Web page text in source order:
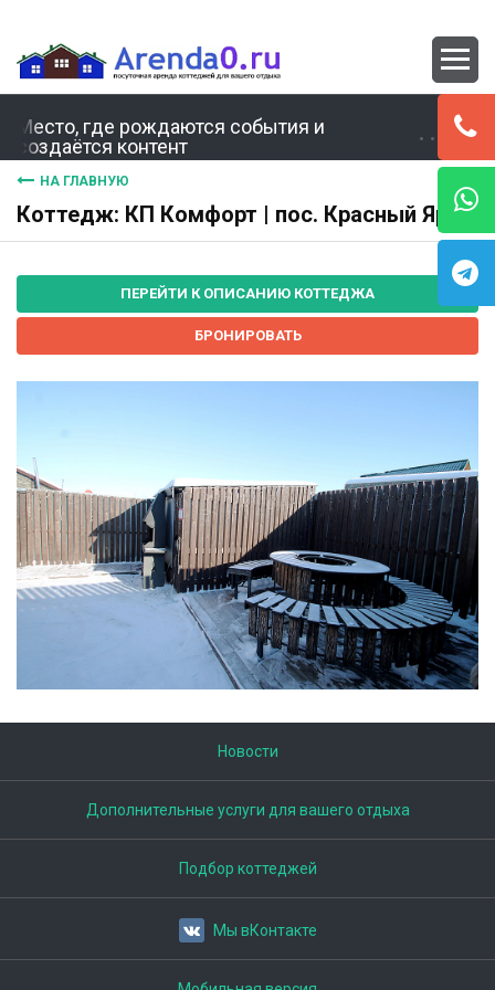
Место, где рождаются события и
создаётся контент
НА ГЛАВНУЮ
Коттедж: КП Комфорт | пос. Красный Яр
ПЕРЕЙТИ К ОПИСАНИЮ КОТТЕДЖА
БРОНИРОВАТЬ
Новости
Дополнительные услуги для вашего отдыха
Подбор коттеджей
Мы вКонтакте